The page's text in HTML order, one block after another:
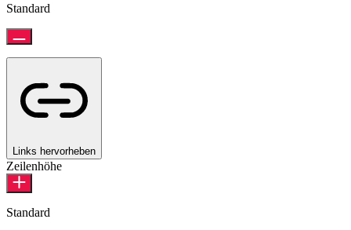
Standard
Links hervorheben
Zeilenhöhe
Standard